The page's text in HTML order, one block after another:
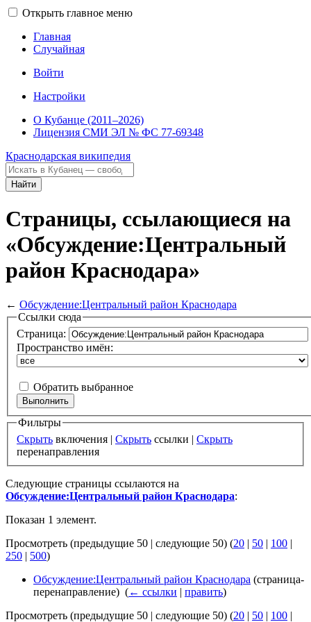
Открыть главное меню
Главная
Случайная
Войти
Настройки
О Кубанце (2011–2026)
Лицензия СМИ ЭЛ № ФС 77-69348
Краснодарская википедия
Найти
Страницы, ссылающиеся на
«Обсуждение:Центральный
район Краснодара»
← Обсуждение:Центральный район Краснодара
Ссылки сюда
Страница:
Пространство имён:
Обратить выбранное
Фильтры
Скрыть включения | Скрыть ссылки | Скрыть
перенаправления
Следующие страницы ссылаются на
Обсуждение:Центральный район Краснодара:
Показан 1 элемент.
Просмотреть (предыдущие 50 | следующие 50) (20 | 50 | 100 |
250 | 500)
Обсуждение:Центральный район Краснодара (страница-
перенаправление) ‎ (← ссылки | править)
Просмотреть (предыдущие 50 | следующие 50) (20 | 50 | 100 |